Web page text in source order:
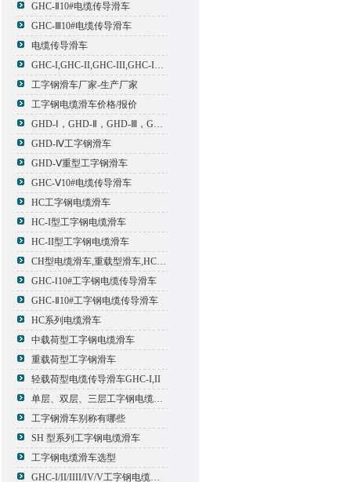
GHC-Ⅱ10#电缆传导滑车
GHC-Ⅲ10#电缆传导滑车
电缆传导滑车
GHC-I,GHC-II,GHC-III,GHC-IV,GHC-V电缆滑车
工字钢滑车厂家-生产厂家
工字钢电缆滑车价格/报价
GHD-Ⅰ，GHD-Ⅱ，GHD-Ⅲ，GHD-Ⅳ，GHD-Ⅴ工字钢滑车
GHD-Ⅳ工字钢滑车
GHD-Ⅴ重型工字钢滑车
GHC-Ⅴ10#电缆传导滑车
HC工字钢电缆滑车
HC-I型工字钢电缆滑车
HC-II型工字钢电缆滑车
CH型电缆滑车,重载型滑车,HC型滑车
GHC-Ⅰ10#工字钢电缆传导滑车
GHC-Ⅱ10#工字钢电缆传导滑车
HC系列电缆滑车
中载荷型工字钢电缆滑车
重载荷型工字钢滑车
轻载荷型电缆传导滑车GHC-I,II
单层、双层、三层工字钢电缆传导滑车
工字钢滑车别称有哪些
SH 型系列工字钢电缆滑车
工字钢电缆滑车选型
GHC-I/II/IIII/IV/V工字钢电缆滑车